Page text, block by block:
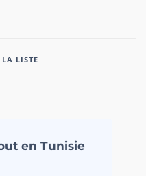
LISTE
en Tunisie